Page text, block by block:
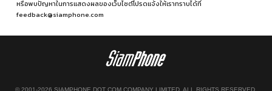
หรือพบปัญหาในการแสดงผลของเว็บไซต์โปรดแจ้งให้เราทราบได้ที่
feedback@siamphone.com